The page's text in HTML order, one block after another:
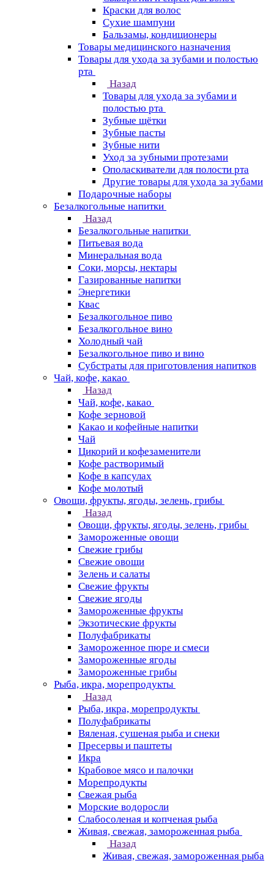
Краски для волос
Сухие шампуни
Бальзамы, кондиционеры
Товары медицинского назначения
Товары для ухода за зубами и полостью
рта
Назад
Товары для ухода за зубами и
полостью рта
Зубные щётки
Зубные пасты
Зубные нити
Уход за зубными протезами
Ополаскиватели для полости рта
Другие товары для ухода за зубами
Подарочные наборы
Безалкогольные напитки
Назад
Безалкогольные напитки
Питьевая вода
Минеральная вода
Соки, морсы, нектары
Газированные напитки
Энергетики
Квас
Безалкогольное пиво
Безалкогольное вино
Холодный чай
Безалкогольное пиво и вино
Субстраты для приготовления напитков
Чай, кофе, какао
Назад
Чай, кофе, какао
Кофе зерновой
Какао и кофейные напитки
Чай
Цикорий и кофезаменители
Кофе растворимый
Кофе в капсулах
Кофе молотый
Овощи, фрукты, ягоды, зелень, грибы
Назад
Овощи, фрукты, ягоды, зелень, грибы
Замороженные овощи
Свежие грибы
Свежие овощи
Зелень и салаты
Свежие фрукты
Свежие ягоды
Замороженные фрукты
Экзотические фрукты
Полуфабрикаты
Замороженное пюре и смеси
Замороженные ягоды
Замороженные грибы
Рыба, икра, морепродукты
Назад
Рыба, икра, морепродукты
Полуфабрикаты
Вяленая, сушеная рыба и снеки
Пресервы и паштеты
Икра
Крабовое мясо и палочки
Морепродукты
Свежая рыба
Морские водоросли
Слабосоленая и копченая рыба
Живая, свежая, замороженная рыба
Назад
Живая, свежая, замороженная рыба